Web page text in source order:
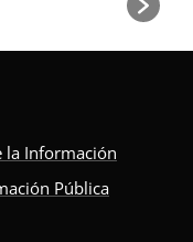
la Información
Pública